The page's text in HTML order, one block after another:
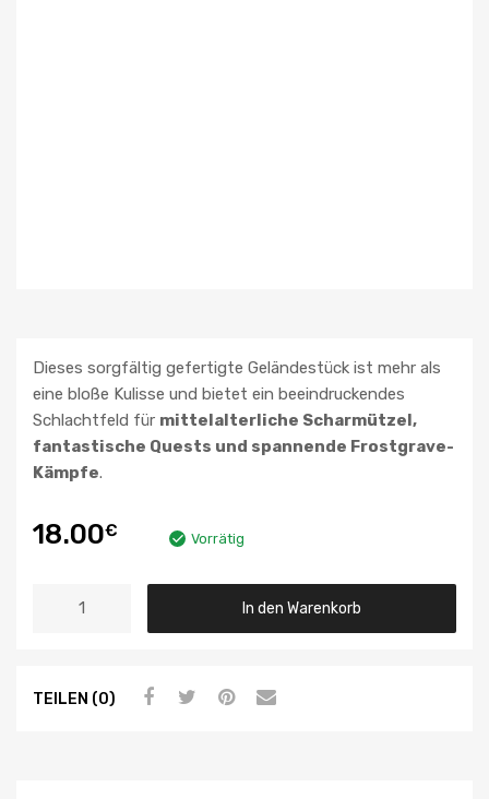
Dieses sorgfältig gefertigte Geländestück ist mehr als
eine bloße Kulisse und bietet ein beeindruckendes
Schlachtfeld für mittelalterliche Scharmützel,
fantastische Quests und spannende Frostgrave-
Kämpfe.
18.00€ Vorrätig
In den Warenkorb
TEILEN (0)